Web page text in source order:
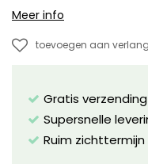
Meer info
toevoegen aan
Gratis verzending
Supersnelle
Ruim